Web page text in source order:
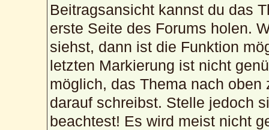
Beitragsansicht kannst du das
erste Seite des Forums holen.
siehst, dann ist die Funktion
letzten Markierung ist nicht
möglich, das Thema nach
darauf schreibst. Stelle jedoch
beachtest! Es wird meist nicht